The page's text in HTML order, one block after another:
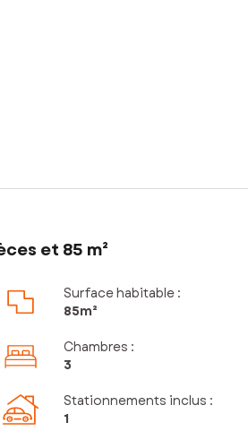
et 85 m²
Surface habitable :
85m²
Chambres :
3
Stationnements inclus :
1